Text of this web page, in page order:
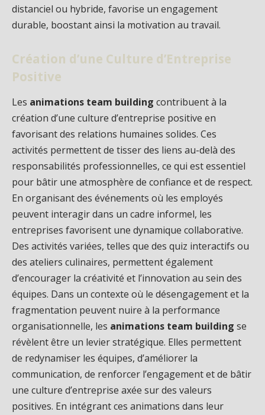
distanciel ou hybride, favorise un engagement
durable, boostant ainsi la motivation au travail.
Création d’une Culture d’Entreprise
Positive
Les animations team building contribuent à la
création d’une culture d’entreprise positive en
favorisant des relations humaines solides. Ces
activités permettent de tisser des liens au-delà des
responsabilités professionnelles, ce qui est essentiel
pour bâtir une atmosphère de confiance et de respect.
En organisant des événements où les employés
peuvent interagir dans un cadre informel, les
entreprises favorisent une dynamique collaborative.
Des activités variées, telles que des quiz interactifs ou
des ateliers culinaires, permettent également
d’encourager la créativité et l’innovation au sein des
équipes. Dans un contexte où le désengagement et la
fragmentation peuvent nuire à la performance
organisationnelle, les animations team building se
révèlent être un levier stratégique. Elles permettent
de redynamiser les équipes, d’améliorer la
communication, de renforcer l’engagement et de bâtir
une culture d’entreprise axée sur des valeurs
positives. En intégrant ces animations dans leur